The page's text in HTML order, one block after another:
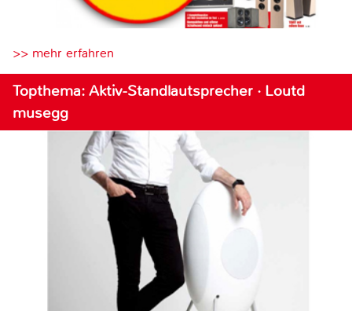
>> mehr erfahren
Topthema: Aktiv-Standlautsprecher · Loutd
musegg